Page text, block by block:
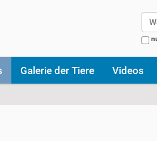
Galerie der Tiere Videos